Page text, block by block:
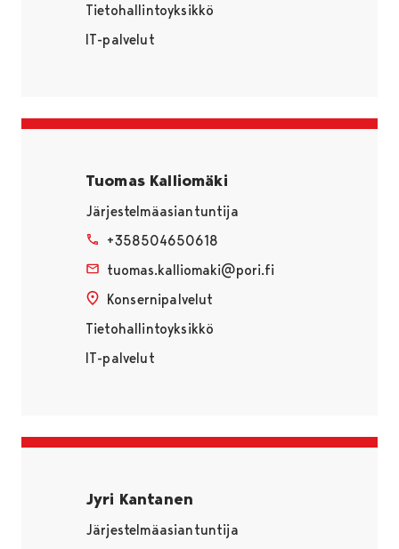
Tietohallintoyksikkö
IT-palvelut
Tuomas Kalliomäki
Järjestelmäasiantuntija
+358504650618
tuomas.kalliomaki@pori.fi
Konsernipalvelut
Tietohallintoyksikkö
IT-palvelut
Jyri Kantanen
Järjestelmäasiantuntija